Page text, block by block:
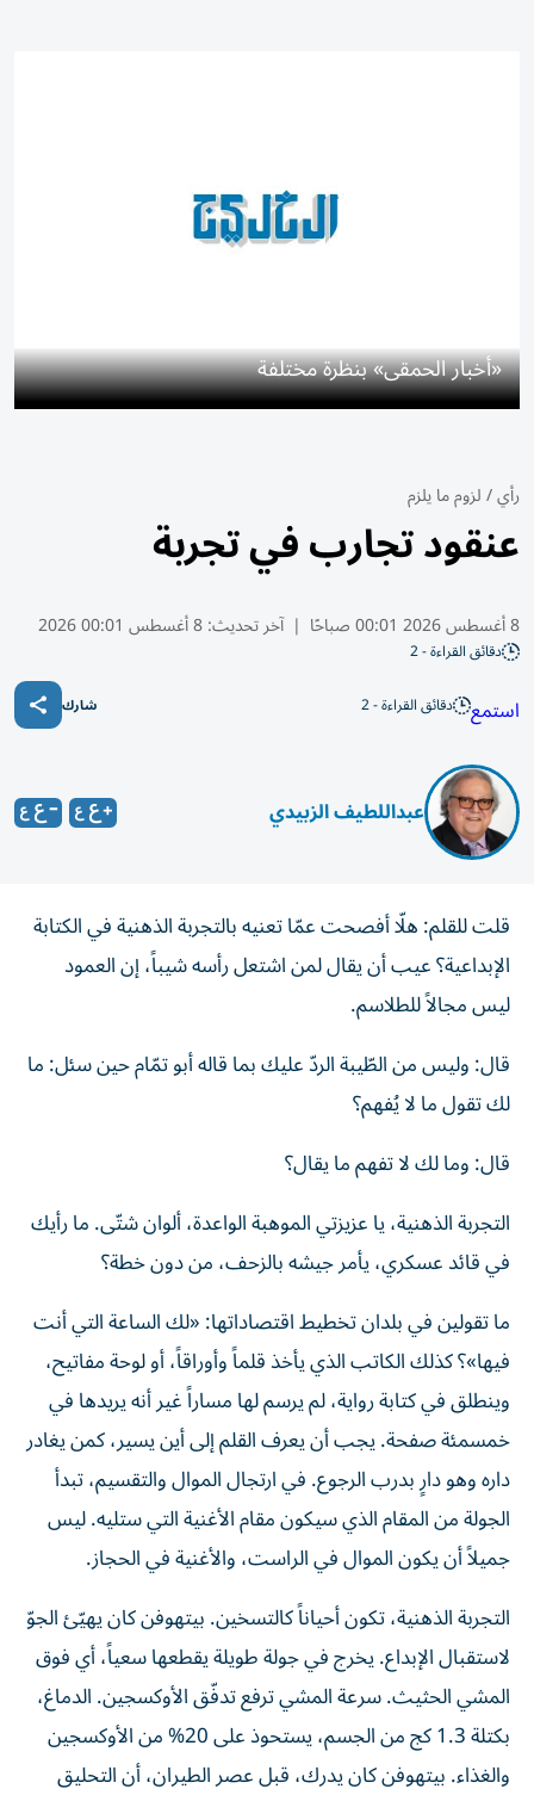
«أخبار الحمقى» بنظرة مختلفة
رأي/لزوم ما يلزم
عنقود تجارب في تجربة
8 أغسطس 2026 00:01 صباحًا | آخر تحديث:8 أغسطس 00:01 2026
دقائق القراءة - 2
استمع دقائق القراءة - 2 شارك
عبداللطيف الزبيدي
قلت للقلم: هلّا أفصحت عمّا تعنيه بالتجربة الذهنية في الكتابة
الإبداعية؟ عيب أن يقال لمن اشتعل رأسه شيباً، إن العمود
ليس مجالاً للطلاسم.
قال: وليس من الطّيبة الردّ عليك بما قاله أبو تمّام حين سئل: ما
لك تقول ما لا يُفهم؟
قال: وما لك لا تفهم ما يقال؟
التجربة الذهنية، يا عزيزتي الموهبة الواعدة، ألوان شتّى. ما رأيك
في قائد عسكري، يأمر جيشه بالزحف، من دون خطة؟
ما تقولين في بلدان تخطيط اقتصاداتها: «لك الساعة التي أنت
فيها»؟ كذلك الكاتب الذي يأخذ قلماً وأوراقاً، أو لوحة مفاتيح،
وينطلق في كتابة رواية، لم يرسم لها مساراً غير أنه يريدها في
خمسمئة صفحة. يجب أن يعرف القلم إلى أين يسير، كمن يغادر
داره وهو دارٍ بدرب الرجوع. في ارتجال الموال والتقسيم، تبدأ
الجولة من المقام الذي سيكون مقام الأغنية التي ستليه. ليس
جميلاً أن يكون الموال في الراست، والأغنية في الحجاز.
التجربة الذهنية، تكون أحياناً كالتسخين. بيتهوفن كان يهيّئ الجوّ
لاستقبال الإبداع. يخرج في جولة طويلة يقطعها سعياً، أي فوق
المشي الحثيث. سرعة المشي ترفع تدفّق الأوكسجين. الدماغ،
بكتلة 1.3 كج من الجسم، يستحوذ على 20% من الأوكسجين
والغذاء. بيتهوفن كان يدرك، قبل عصر الطيران، أن التحليق